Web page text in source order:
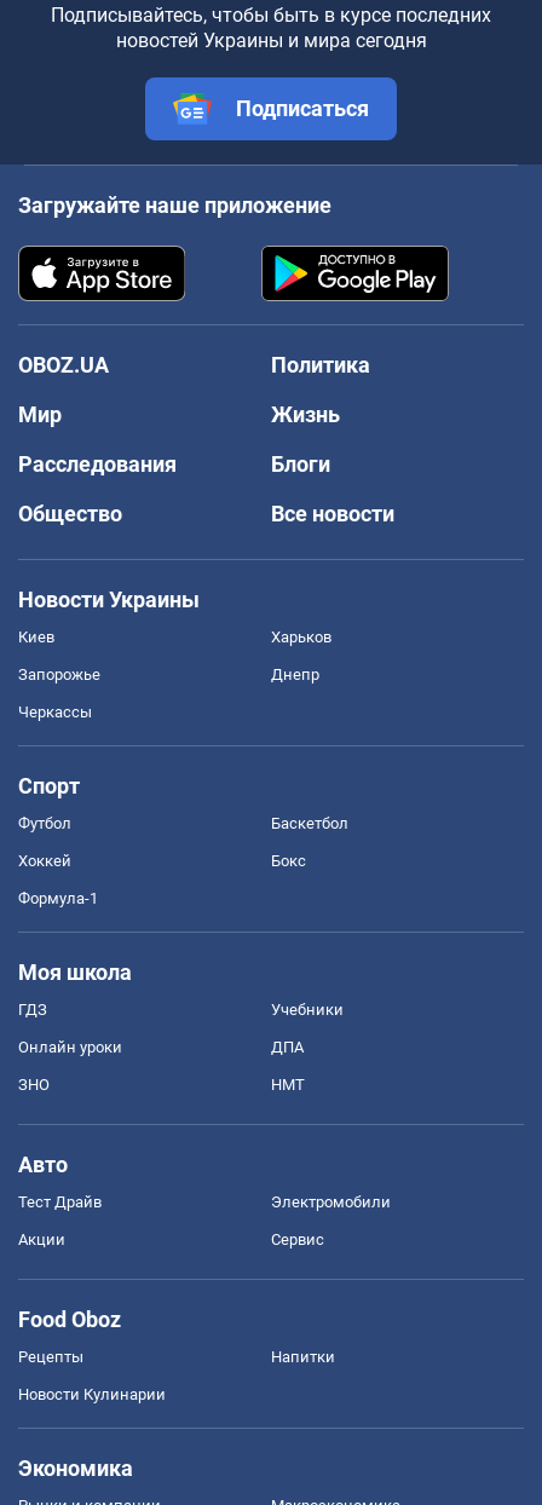
Подписывайтесь, чтобы быть в курсе последних
новостей Украины и мира сегодня
Подписаться
Загружайте наше приложение
OBOZ.UA
Политика
Мир
Жизнь
Расследования
Блоги
Общество
Все новости
Новости Украины
Киев Харьков
Запорожье Днепр
Черкассы
Спорт
Футбол Баскетбол
Хоккей Бокс
Формула-1
Моя школа
ГДЗ Учебники
Онлайн уроки ДПА
ЗНО НМТ
Авто
Тест Драйв Электромобили
Акции Сервис
Food Oboz
Рецепты Напитки
Новости Кулинарии
Экономика